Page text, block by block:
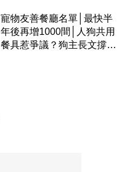
寵物友善餐廳名單│最快半
年後再增1000間│人狗共用
餐具惹爭議？狗主長文撐